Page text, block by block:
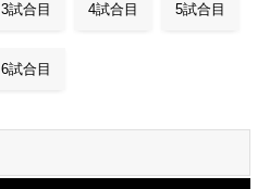
3試合目 4試合目 5試合目
6試合目